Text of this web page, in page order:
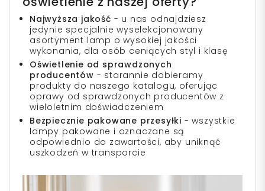
Najwyższa jakość - u nas odnajdziesz
jedynie specjalnie wyselekcjonowany
asortyment lamp o wysokiej jakości
wykonania, dla osób ceniących styl i klasę
Oświetlenie od sprawdzonych
producentów - starannie dobieramy
produkty do naszego katalogu, oferując
oprawy od sprawdzonych producentów z
wieloletnim doświadczeniem
Bezpiecznie pakowane przesyłki - wszystkie
lampy pakowane i oznaczane są
odpowiednio do zawartości, aby uniknąć
uszkodzeń w transporcie